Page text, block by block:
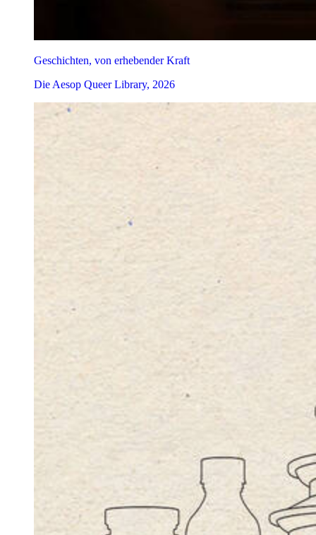
Geschichten, von erhebender Kraft
Die Aesop Queer Library, 2026